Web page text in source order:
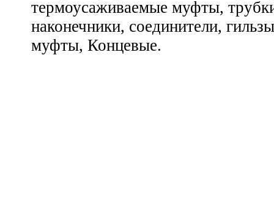
термоусаживаемые муфты,
наконечники, соединители,
муфты, Концевые.